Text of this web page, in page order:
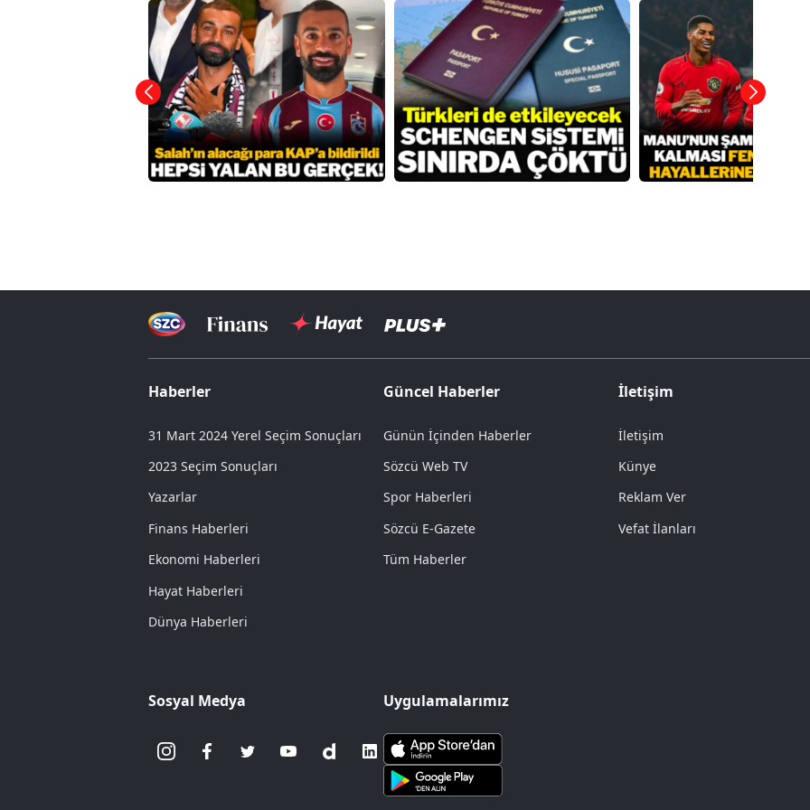
Haberler
31 Mart 2024 Yerel Seçim Sonuçları
2023 Seçim Sonuçları
Yazarlar
Finans Haberleri
Ekonomi Haberleri
Hayat Haberleri
Dünya Haberleri
Güncel Haberler
Günün İçinden Haberler
Sözcü Web TV
Spor Haberleri
Sözcü E-Gazete
Tüm Haberler
İletişim
İletişim
Künye
Reklam Ver
Vefat İlanları
Sosyal Medya Uygulamalarımız